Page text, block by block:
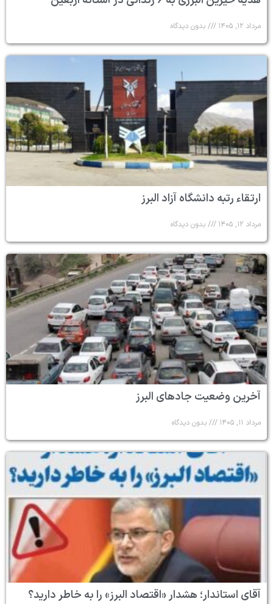
مرداد ۱۲, ۱۴۰۵ بدون دیدگاه
ارتقاء رتبه دانشگاه آزاد البرز
مرداد ۱۲, ۱۴۰۵ بدون دیدگاه
آخرین وضعیت جادهای البرز
مرداد ۱۱, ۱۴۰۵ بدون دیدگاه
آقای استاندار؛ هشدار «اقتصاد البرز» را به خاطر دارید؟